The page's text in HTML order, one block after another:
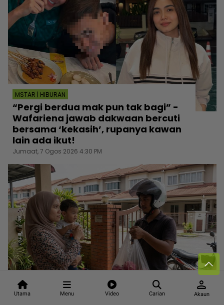
Utama Menu Video Carian
person
Akaun
MSTAR | HIBURAN
“Pergi berdua mak pun tak bagi” -
Wafariena jawab dakwaan bercuti
bersama ‘kekasih’, rupanya kawan
lain ada ikut!
Jumaat, 7 Ogos 2026 4:30 PM
MSTAR | VIRAL